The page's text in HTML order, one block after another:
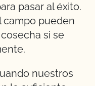
pasar al éxito.
campo pueden
si se
nuestros